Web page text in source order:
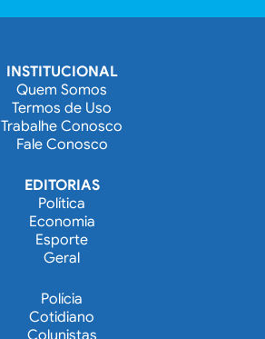
INSTITUCIONAL
Quem Somos
Termos de Uso
Trabalhe Conosco
Fale Conosco
EDITORIAS
Política
Economia
Esporte
Geral
Polícia
Cotidiano